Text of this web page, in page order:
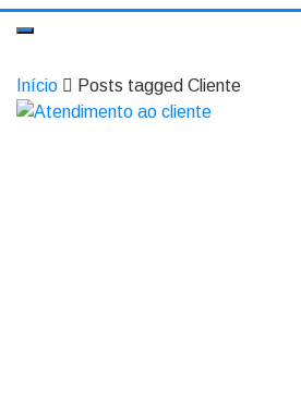
Início Posts tagged Cliente